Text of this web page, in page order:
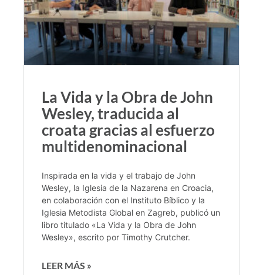
La Vida y la Obra de John
Wesley, traducida al
croata gracias al esfuerzo
multidenominacional
Inspirada en la vida y el trabajo de John
Wesley, la Iglesia de la Nazarena en Croacia,
en colaboración con el Instituto Bíblico y la
Iglesia Metodista Global en Zagreb, publicó un
libro titulado «La Vida y la Obra de John
Wesley», escrito por Timothy Crutcher.
LEER MÁS »